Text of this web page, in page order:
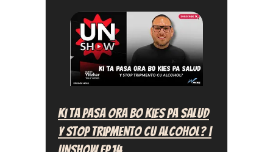
Ki Ta Pasa Ora Bo Kies Pa Salud
Y Stop Tripmento Cu Alcohol? |